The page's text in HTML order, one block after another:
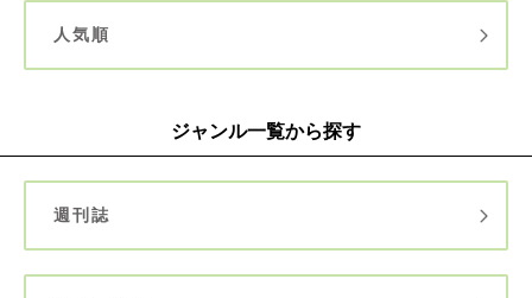
人気順
ジャンル一覧から探す
週刊誌